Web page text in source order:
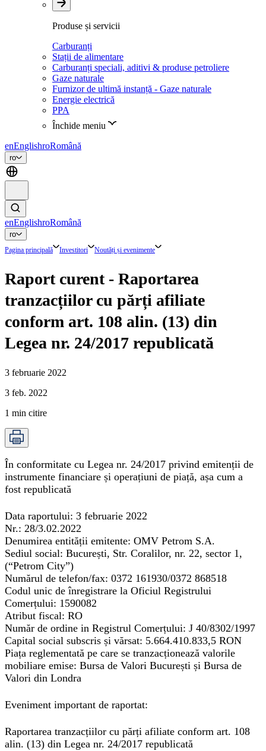
Produse și servicii
Carburanți
Stații de alimentare
Carburanți speciali, aditivi & produse petroliere
Gaze naturale
Furnizor de ultimă instanță - Gaze naturale
Energie electrică
PPA
Închide meniu
enEnglishroRomână
ro
enEnglishroRomână
ro
Pagina principală Investitori Noutăți și evenimente
Raport curent - Raportarea
tranzacțiilor cu părți afiliate
conform art. 108 alin. (13) din
Legea nr. 24/2017 republicată
3 februarie 2022
3 feb. 2022
1 min citire
În conformitate cu Legea nr. 24/2017 privind emitenții de
instrumente financiare și operațiuni de piață, așa cum a
fost republicată
Data raportului: 3 februarie 2022
Nr.: 28/3.02.2022
Denumirea entității emitente: OMV Petrom S.A.
Sediul social: București, Str. Coralilor, nr. 22, sector 1,
(“Petrom City”)
Numărul de telefon/fax: 0372 161930/0372 868518
Codul unic de înregistrare la Oficiul Registrului
Comerțului: 1590082
Atribut fiscal: RO
Număr de ordine in Registrul Comerțului: J 40/8302/1997
Capital social subscris și vărsat: 5.664.410.833,5 RON
Piața reglementată pe care se tranzacționează valorile
mobiliare emise: Bursa de Valori București și Bursa de
Valori din Londra
Eveniment important de raportat:
Raportarea tranzacțiilor cu părți afiliate conform art. 108
alin. (13) din Legea nr. 24/2017 republicată